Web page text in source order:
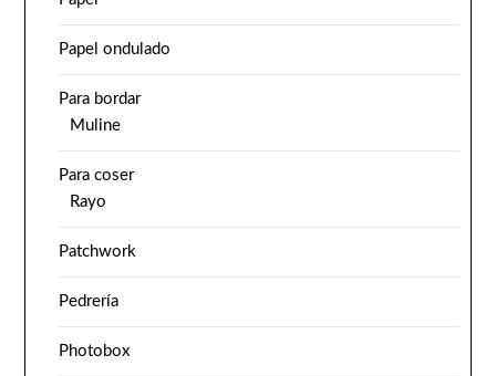
Papel ondulado
Para bordar
Muline
Para coser
Rayo
Patchwork
Pedrería
Photobox